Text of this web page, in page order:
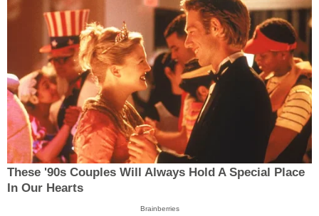
These '90s Couples Will Always Hold A Special Place
In Our Hearts
Brainberries